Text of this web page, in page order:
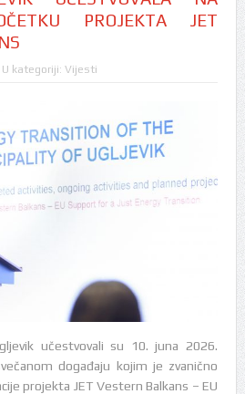
PROJEKTA JET
U kategoriji: Vijesti
učestvovali su 10. juna 2026.
događaju kojim je zvanično
projekta JET Vestern Balkans – EU